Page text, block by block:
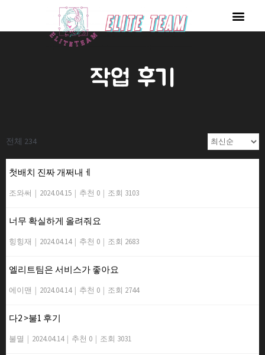
작업 후기
전체 234
첫배치 진짜 개쩌내ㅔ
조와써 | 2024.04.15 | 추천 0 | 조회 3103
너무 확실하게 올려줘요
힝힝재 | 2024.04.14 | 추천 0 | 조회 2683
엘리트팀은 서비스가 좋아요
에이맨 | 2024.04.14 | 추천 0 | 조회 2744
다2 >불1 후기
불멸 | 2024.04.14 | 추천 0 | 조회 3031